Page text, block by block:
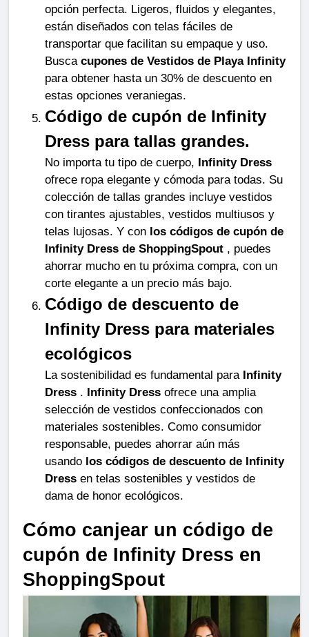
opción perfecta. Ligeros, fluidos y elegantes,
están diseñados con telas fáciles de
transportar que facilitan su empaque y uso.
Busca cupones de Vestidos de Playa Infinity
para obtener hasta un 30% de descuento en
estas opciones veraniegas.
Código de cupón de Infinity
Dress para tallas grandes.
No importa tu tipo de cuerpo, Infinity Dress
ofrece ropa elegante y cómoda para todas. Su
colección de tallas grandes incluye vestidos
con tirantes ajustables, vestidos multiusos y
telas lujosas. Y con los códigos de cupón de
Infinity Dress de ShoppingSpout , puedes
ahorrar mucho en tu próxima compra, con un
corte elegante a un precio más bajo.
Código de descuento de
Infinity Dress para materiales
ecológicos
La sostenibilidad es fundamental para Infinity
Dress . Infinity Dress ofrece una amplia
selección de vestidos confeccionados con
materiales sostenibles. Como consumidor
responsable, puedes ahorrar aún más
usando los códigos de descuento de Infinity
Dress en telas sostenibles y vestidos de
dama de honor ecológicos.
Cómo canjear un código de
cupón de Infinity Dress en
ShoppingSpout